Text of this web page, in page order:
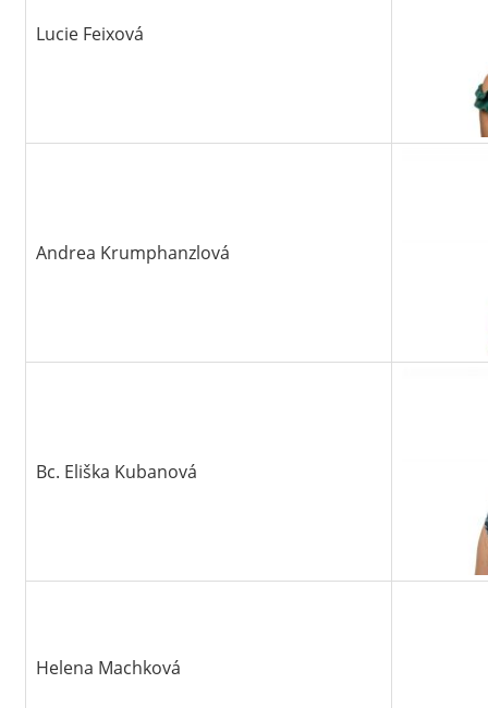
Lucie Feixová
Andrea Krumphanzlová
Bc. Eliška Kubanová
Helena Machková